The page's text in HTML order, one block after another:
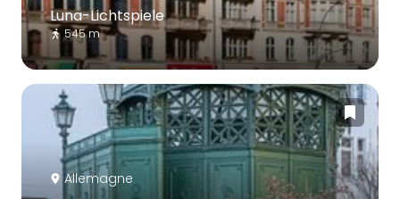
Luna-Lichtspiele
545 m
Allemagne